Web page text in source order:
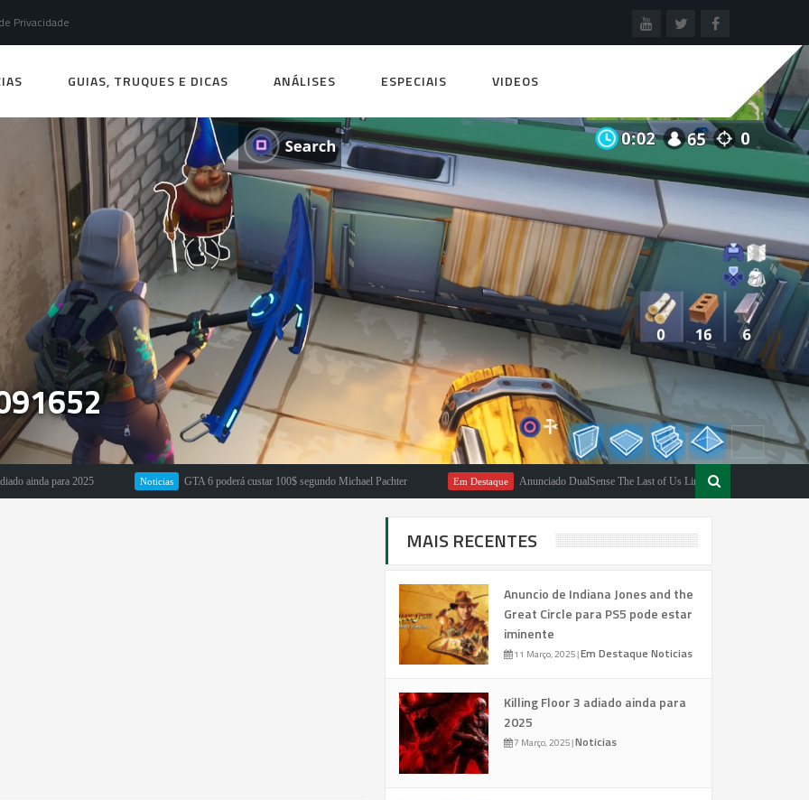
Privacidade
GUIAS, TRUQUES E DICAS ANÁLISES ESPECIAIS VIDEOS
para 2025 GTA 6 poderá custar 100$ segundo Michael Pachter Em Destaque Anunciado DualSense The Last of Us Limited Edition
MAIS RECENTES
Anuncio de Indiana Jones and the
Great Circle para PS5 pode estar
iminente
11 Março, 2025|Em Destaque Noticias
Killing Floor 3 adiado ainda para
2025
7 Março, 2025|Noticias